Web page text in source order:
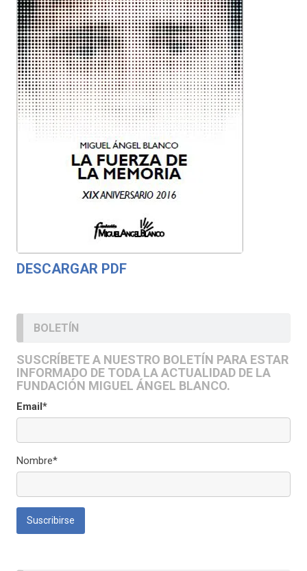
DESCARGAR PDF
BOLETÍN
SUSCRÍBETE A NUESTRO BOLETÍN PARA ESTAR
INFORMADO DE TODA LA ACTUALIDAD DE LA
FUNDACIÓN MIGUEL ÁNGEL BLANCO.
Email*
Nombre*